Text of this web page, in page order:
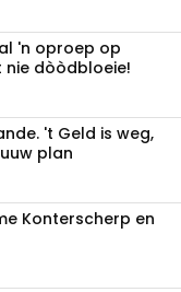
'n oproep op
nie dòòdbloeie!
't Geld is weg,
plan
Konterscherp en